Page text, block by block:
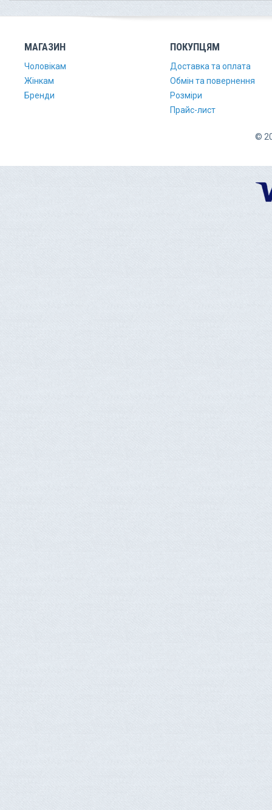
МАГАЗИН
Чоловікам
Жінкам
Бренди
ПОКУПЦЯМ
Доставка та оплата
Обмін та повернення
Розміри
Прайс-лист
©